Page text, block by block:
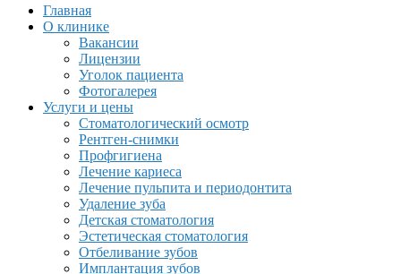
Главная
О клинике
Вакансии
Лицензии
Уголок пациента
Фотогалерея
Услуги и цены
Стоматологический осмотр
Рентген-снимки
Профгигиена
Лечение кариеса
Лечение пульпита и периодонтита
Удаление зуба
Детская стоматология
Эстетическая стоматология
Отбеливание зубов
Имплантация зубов